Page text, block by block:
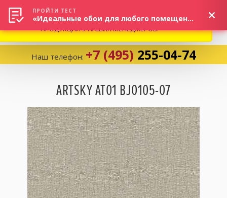
Корзина:0
Избранное:0 товаров
Каталог
Компания
Наш телефон: +7 (495) 255-04-74
ARTSKY AT01 BJ0105-07
ВНИМАНИЕ! В СВЯЗИ С СИТУАЦИЕЙ НА РЫНКЕ, ПРОСИМ
УТОЧНЯТЬ АКТУАЛЬНУЮ СТОИМОСТЬ И НАЛИЧИЕ
ПРОДУКЦИИ У НАШИХ МЕНЕДЖЕРОВ.
ПРОЙТИ ТЕСТ
«Идеальные обои для любого помещения!»